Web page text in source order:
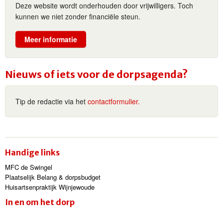
Deze website wordt onderhouden door vrijwilligers. Toch
kunnen we niet zonder financiële steun.
Meer informatie
Nieuws of iets voor de dorpsagenda?
Tip de redactie via het contactformulier.
Handige links
MFC de Swingel
Plaatselijk Belang & dorpsbudget
Huisartsenpraktijk Wijnjewoude
In en om het dorp